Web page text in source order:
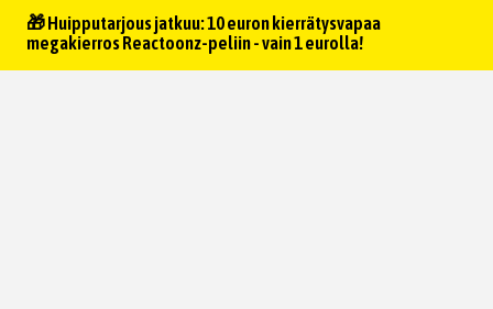
🎁 Huipputarjous jatkuu: 10 euron kierrätysvapaa
megakierros Reactoonz-peliin - vain 1 eurolla!